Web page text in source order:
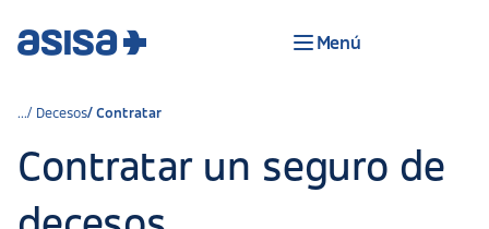
Menú
Decesos Contratar
Contratar un seguro de